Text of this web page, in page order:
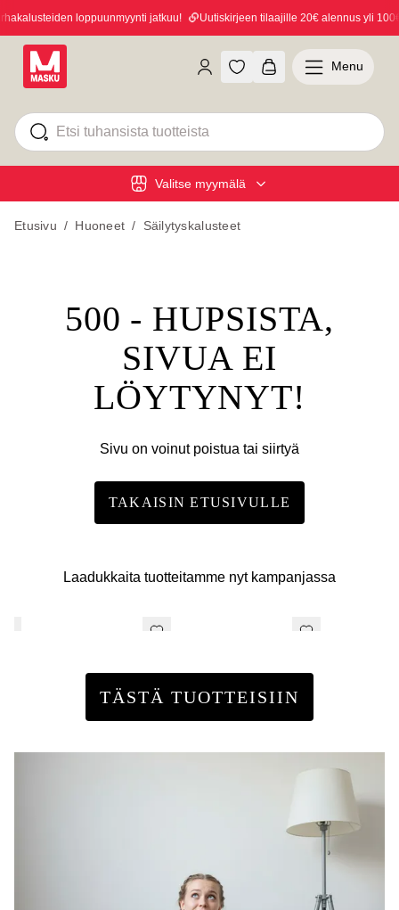
loppuunmyynti jatkuu! Uutiskirjeen tilaajille 20€ alennus yli 100€
Valitse myymälä
Menu
Etusivu / Huoneet / Säilytyskalusteet
500 - HUPSISTA,
SIVUA EI
LÖYTYNYT!
Sivu on voinut poistua tai siirtyä
TAKAISIN ETUSIVULLE
Laadukkaita tuotteitamme nyt kampanjassa
TÄSTÄ TUOTTEISIIN